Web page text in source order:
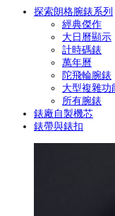
探索朗格腕錶系列
經典傑作
大日曆顯示
計時碼錶
萬年曆
陀飛輪腕錶
大型複雜功
所有腕錶
錶廠自製機芯
錶帶與錶扣